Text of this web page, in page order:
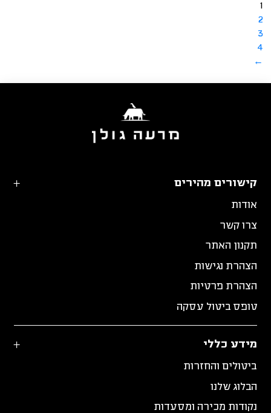
1
2
3
4
←
קישורים מהירים
אודות
צרו קשר
תקנון האתר
הצהרת נגישות
הצהרת פרטיות
טופס ביטול עסקה
מידע כללי
ביטולים והחזרות
הבלוג שלנו
נקודות מכירה ומסעדות